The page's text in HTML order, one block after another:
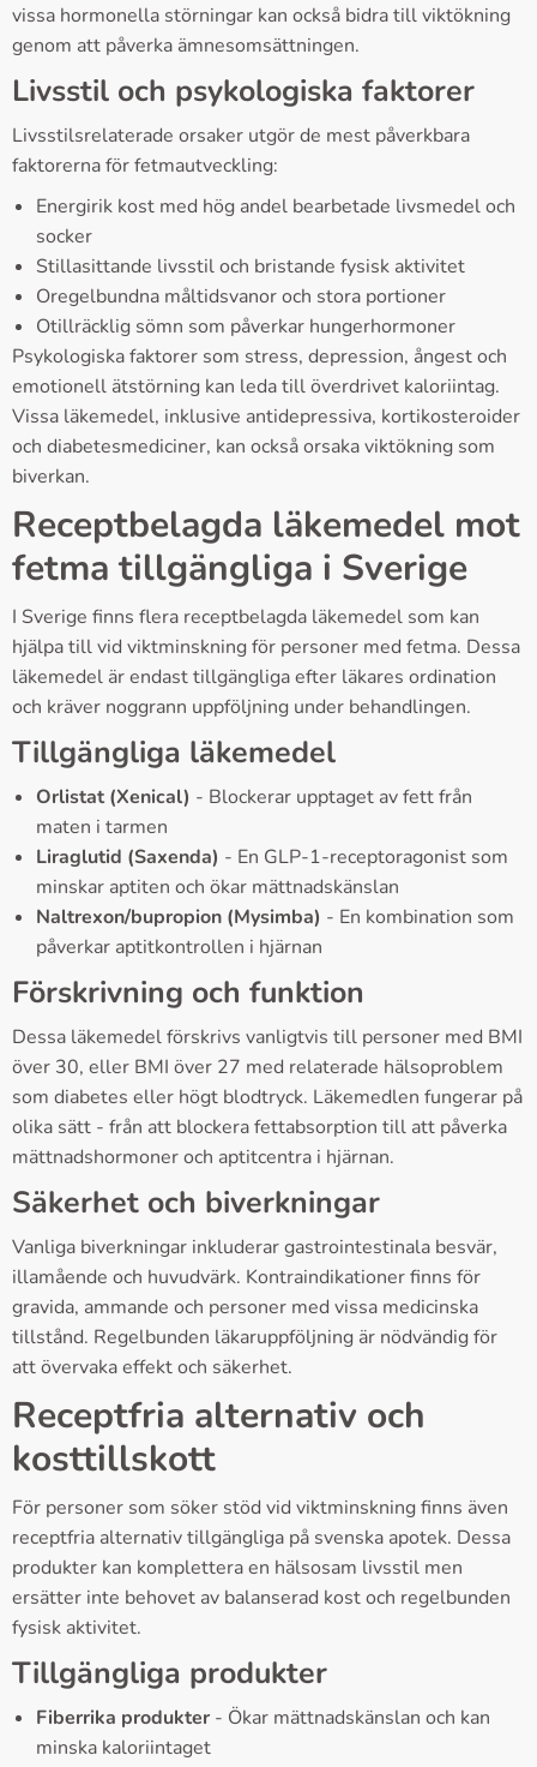
vissa hormonella störningar kan också bidra till viktökning
genom att påverka ämnesomsättningen.
Livsstil och psykologiska faktorer
Livsstilsrelaterade orsaker utgör de mest påverkbara
faktorerna för fetmautveckling:
Energirik kost med hög andel bearbetade livsmedel och
socker
Stillasittande livsstil och bristande fysisk aktivitet
Oregelbundna måltidsvanor och stora portioner
Otillräcklig sömn som påverkar hungerhormoner
Psykologiska faktorer som stress, depression, ångest och
emotionell ätstörning kan leda till överdrivet kaloriintag.
Vissa läkemedel, inklusive antidepressiva, kortikosteroider
och diabetesmediciner, kan också orsaka viktökning som
biverkan.
Receptbelagda läkemedel mot
fetma tillgängliga i Sverige
I Sverige finns flera receptbelagda läkemedel som kan
hjälpa till vid viktminskning för personer med fetma. Dessa
läkemedel är endast tillgängliga efter läkares ordination
och kräver noggrann uppföljning under behandlingen.
Tillgängliga läkemedel
Orlistat (Xenical) - Blockerar upptaget av fett från
maten i tarmen
Liraglutid (Saxenda) - En GLP-1-receptoragonist som
minskar aptiten och ökar mättnadskänslan
Naltrexon/bupropion (Mysimba) - En kombination som
påverkar aptitkontrollen i hjärnan
Förskrivning och funktion
Dessa läkemedel förskrivs vanligtvis till personer med BMI
över 30, eller BMI över 27 med relaterade hälsoproblem
som diabetes eller högt blodtryck. Läkemedlen fungerar på
olika sätt - från att blockera fettabsorption till att påverka
mättnadshormoner och aptitcentra i hjärnan.
Säkerhet och biverkningar
Vanliga biverkningar inkluderar gastrointestinala besvär,
illamående och huvudvärk. Kontraindikationer finns för
gravida, ammande och personer med vissa medicinska
tillstånd. Regelbunden läkaruppföljning är nödvändig för
att övervaka effekt och säkerhet.
Receptfria alternativ och
kosttillskott
För personer som söker stöd vid viktminskning finns även
receptfria alternativ tillgängliga på svenska apotek. Dessa
produkter kan komplettera en hälsosam livsstil men
ersätter inte behovet av balanserad kost och regelbunden
fysisk aktivitet.
Tillgängliga produkter
Fiberrika produkter - Ökar mättnadskänslan och kan
minska kaloriintaget